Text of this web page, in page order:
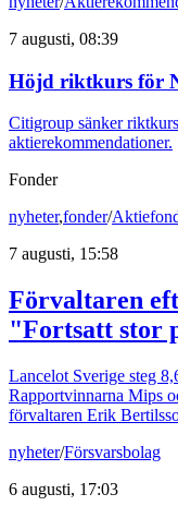
7 augusti, 08:39
Höjd riktkurs för
Citigroup sänker
aktierekommendationer.
Fonder
nyheter,fonder/
7 augusti, 15:58
Förvaltaren
"Fortsatt stor
Lancelot Sverige steg
Rapportvinnarna Mips
förvaltaren Erik
nyheter/Försvarsbolag
6 augusti, 17:03